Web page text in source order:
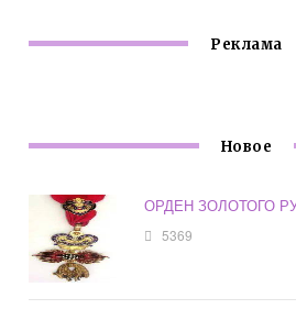
Реклама
Новое
ОРДЕН ЗОЛОТОГО
5369